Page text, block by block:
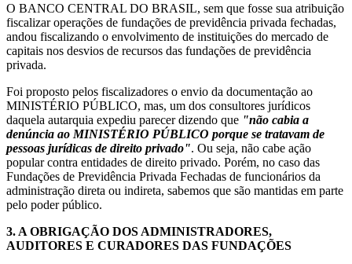
O BANCO CENTRAL DO BRASIL, sem que fosse sua atribuição
fiscalizar operações de fundações de previdência privada fechadas,
andou fiscalizando o envolvimento de instituições do mercado de
capitais nos desvios de recursos das fundações de previdência
privada.
Foi proposto pelos fiscalizadores o envio da documentação ao
MINISTÉRIO PÚBLICO, mas, um dos consultores jurídicos
daquela autarquia expediu parecer dizendo que "não cabia a
denúncia ao MINISTÉRIO PÚBLICO porque se tratavam de
pessoas jurídicas de direito privado". Ou seja, não cabe ação
popular contra entidades de direito privado. Porém, no caso das
Fundações de Previdência Privada Fechadas de funcionários da
administração direta ou indireta, sabemos que são mantidas em parte
pelo poder público.
3. A OBRIGAÇÃO DOS ADMINISTRADORES,
AUDITORES E CURADORES DAS FUNDAÇÕES